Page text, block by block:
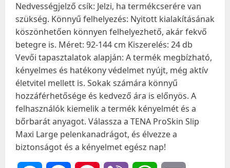
Nedvességjelző csík: Jelzi, ha termékcserére van
szükség. Könnyű felhelyezés: Nyitott kialakításának
köszönhetően könnyen felhelyezhető, akár fekvő
betegre is. Méret: 92-144 cm Kiszerelés: 24 db
Vevői tapasztalatok alapján: A termék megbízható,
kényelmes és hatékony védelmet nyújt, még aktív
életvitel mellett is. Sokak számára könnyű
hozzáférhetősége és kedvező ára is előnyös. A
felhasználók kiemelik a termék kényelmét és a
bőrbarát anyagot. Válassza a TENA ProSkin Slip
Maxi Large pelenkanadrágot, és élvezze a
biztonságot és a kényelmet egész nap!